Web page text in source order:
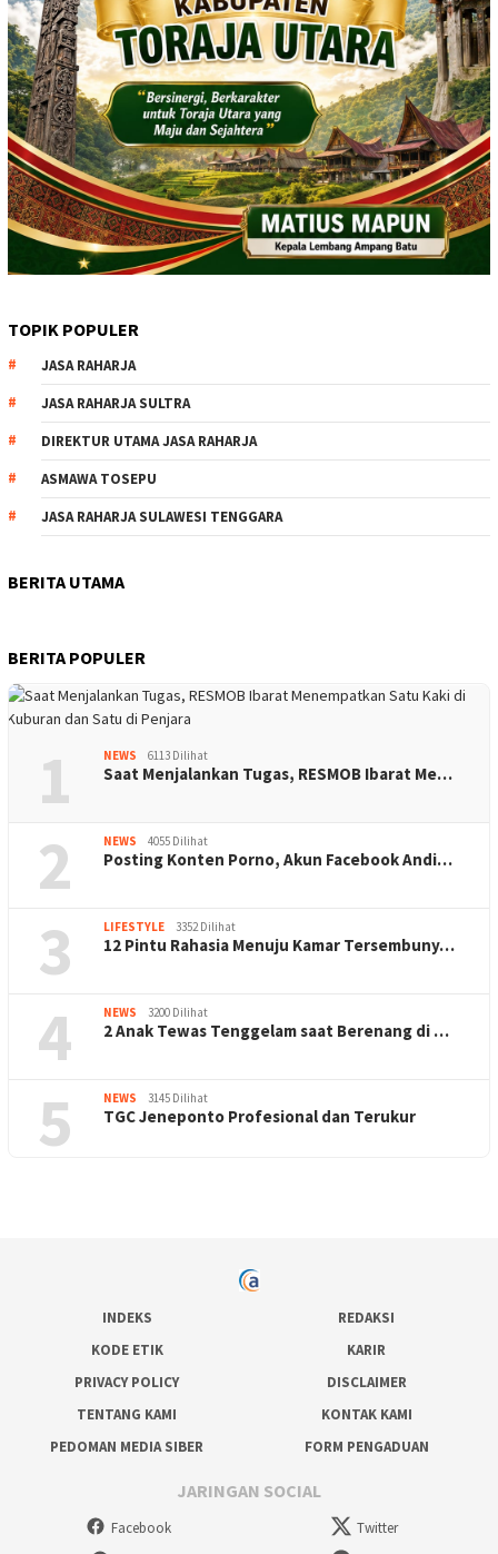
TOPIK POPULER
JASA RAHARJA
JASA RAHARJA SULTRA
DIREKTUR UTAMA JASA RAHARJA
ASMAWA TOSEPU
JASA RAHARJA SULAWESI TENGGARA
BERITA UTAMA
BERITA POPULER
1 NEWS 6113 Dilihat
Saat Menjalankan Tugas, RESMOB Ibarat Me…
2 NEWS 4055 Dilihat
Posting Konten Porno, Akun Facebook Andi…
3 LIFESTYLE 3352 Dilihat
12 Pintu Rahasia Menuju Kamar Tersembuny…
4 NEWS 3200 Dilihat
2 Anak Tewas Tenggelam saat Berenang di …
5 NEWS 3145 Dilihat
TGC Jeneponto Profesional dan Terukur
INDEKS
REDAKSI
KODE ETIK
KARIR
PRIVACY POLICY
DISCLAIMER
TENTANG KAMI
KONTAK KAMI
PEDOMAN MEDIA SIBER
FORM PENGADUAN
JARINGAN SOCIAL
Facebook
Twitter